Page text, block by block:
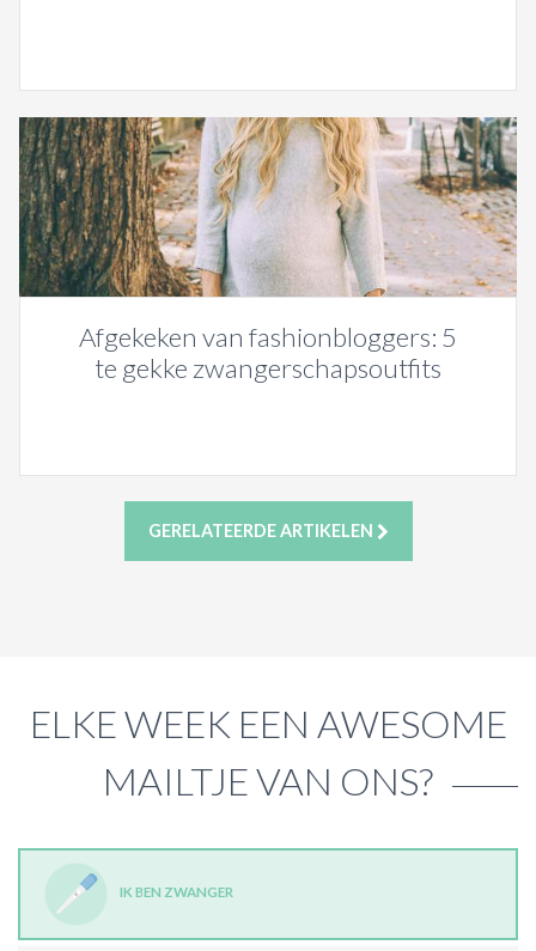
Afgekeken van fashionbloggers: 5
te gekke zwangerschapsoutfits
GERELATEERDE ARTIKELEN
ELKE WEEK EEN AWESOME
MAILTJE VAN ONS?
IK BEN ZWANGER